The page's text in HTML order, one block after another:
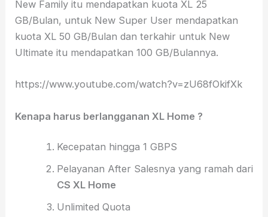
New Family itu mendapatkan kuota XL 25
GB/Bulan, untuk New Super User mendapatkan
kuota XL 50 GB/Bulan dan terkahir untuk New
Ultimate itu mendapatkan 100 GB/Bulannya.
https://www.youtube.com/watch?v=zU68fOkifXk
Kenapa harus berlangganan XL Home ?
Kecepatan hingga 1 GBPS
Pelayanan After Salesnya yang ramah dari
CS XL Home
Unlimited Quota